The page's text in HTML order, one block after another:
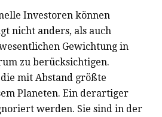
Investoren können
nicht anders, als auch
Gewichtung in
zu berücksichtigen.
mit Abstand größte
Planeten. Ein derartiger
werden. Sie sind in der